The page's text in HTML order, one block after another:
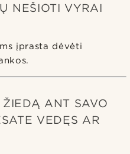
NEŠIOTI VYRAI
įprasta dėvėti
ANT SAVO
VEDĘS AR